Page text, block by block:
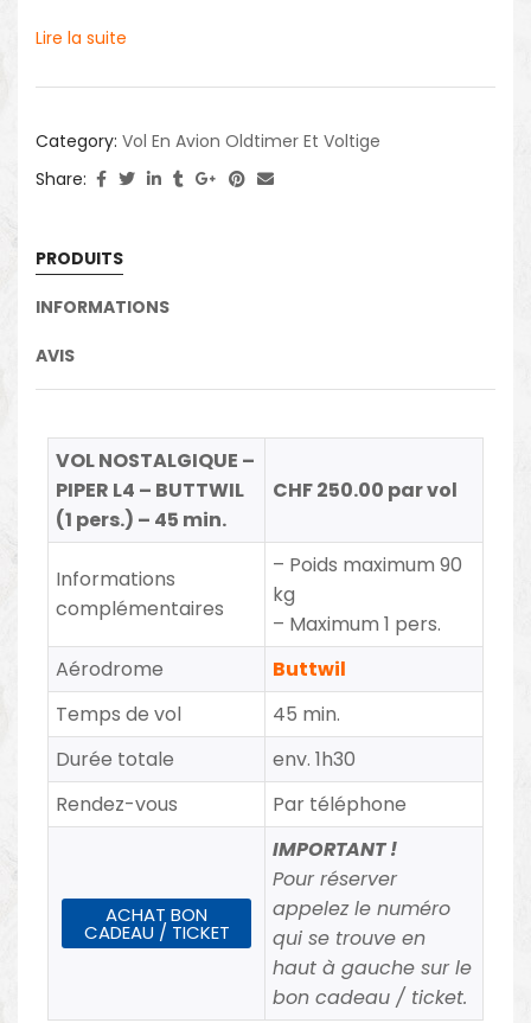
Lire la suite
Category: Vol En Avion Oldtimer Et Voltige
Share:
PRODUITS
INFORMATIONS
AVIS
VOL NOSTALGIQUE –
PIPER L4 – BUTTWIL
(1 pers.) – 45 min.
CHF 250.00 par vol
Informations
complémentaires
– Poids maximum 90
kg
– Maximum 1 pers.
Aérodrome
Buttwil
Temps de vol
45 min.
Durée totale
env. 1h30
Rendez-vous
Par téléphone
ACHAT BON
CADEAU / TICKET
IMPORTANT !
Pour réserver
appelez le numéro
qui se trouve en
haut à gauche sur le
bon cadeau / ticket.